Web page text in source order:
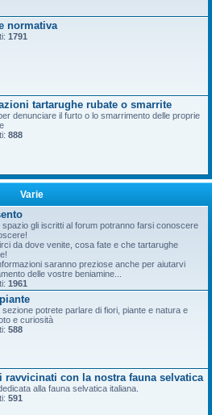
normativa
1791
tartarughe rubate o smarrite
denunciare il furto o lo smarrimento delle proprie
888
Varie
spazio gli iscritti al forum potranno farsi conoscere
da dove venite, cosa fate e che tartarughe
saranno preziose anche per aiutarvi
delle vostre beniamine...
1961
sezione potrete parlare di fiori, piante e natura e
e curiosità
588
ravvicinati con la nostra fauna selvatica
alla fauna selvatica italiana.
591